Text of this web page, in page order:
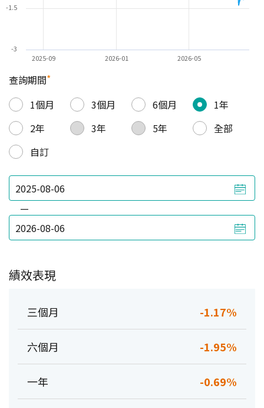
2026-01
2025-09 2026-05
-3
-1.5
查詢期間*
1個月
3個月 6個月
1年
2年
3年 5年
全部
自訂
—
績效表現
三個月 -1.17%
六個月 -1.95%
一年 -0.69%